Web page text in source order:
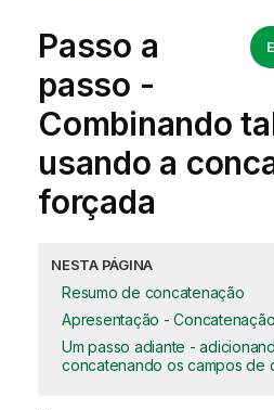
Passo a
passo -
Combinando
usando a
forçada
NESTA PÁGINA
Resumo de concatenação
Apresentação -
Um passo adiante -
concatenando os campos de